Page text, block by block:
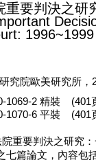
重要判決之研
1996~1999
究院歐美研究所，
1069-2 精裝 (401
1070-6 平裝 (401
院重要判決之研究
七篇論文，內容包